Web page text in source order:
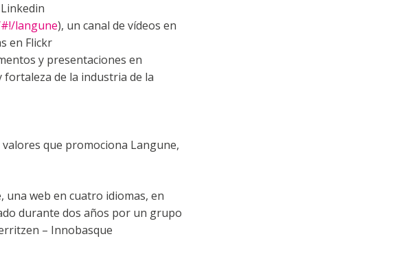
langune), un canal de vídeos en
en Flickr
y presentaciones en
de la industria de la
que promociona Langune,
una web en cuatro idiomas, en
durante dos años por un grupo
– Innobasque